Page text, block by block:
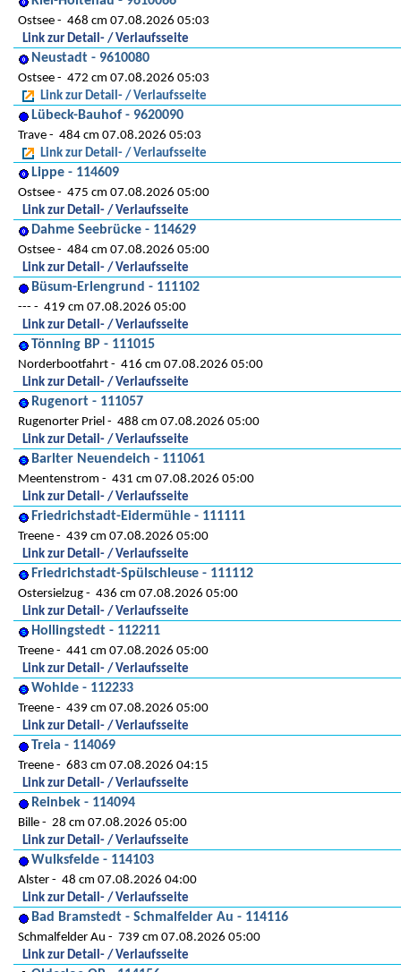
Ostsee
468 cm 07.08.2026 05:03
Link zur Detail- / Verlaufsseite
Neustadt - 9610080
Ostsee
472 cm 07.08.2026 05:03
Link zur Detail- / Verlaufsseite
Lübeck-Bauhof - 9620090
Trave
484 cm 07.08.2026 05:03
Link zur Detail- / Verlaufsseite
Lippe - 114609
Ostsee
475 cm 07.08.2026 05:00
Link zur Detail- / Verlaufsseite
Dahme Seebrücke - 114629
Ostsee
484 cm 07.08.2026 05:00
Link zur Detail- / Verlaufsseite
Büsum-Erlengrund - 111102
---
419 cm 07.08.2026 05:00
Link zur Detail- / Verlaufsseite
Tönning BP - 111015
Norderbootfahrt
416 cm 07.08.2026 05:00
Link zur Detail- / Verlaufsseite
Rugenort - 111057
Rugenorter Priel
488 cm 07.08.2026 05:00
Link zur Detail- / Verlaufsseite
Barlter Neuendeich - 111061
Meentenstrom
431 cm 07.08.2026 05:00
Link zur Detail- / Verlaufsseite
Friedrichstadt-Eidermühle - 111111
Treene
439 cm 07.08.2026 05:00
Link zur Detail- / Verlaufsseite
Friedrichstadt-Spülschleuse - 111112
Ostersielzug
436 cm 07.08.2026 05:00
Link zur Detail- / Verlaufsseite
Hollingstedt - 112211
Treene
441 cm 07.08.2026 05:00
Link zur Detail- / Verlaufsseite
Wohlde - 112233
Treene
439 cm 07.08.2026 05:00
Link zur Detail- / Verlaufsseite
Treia - 114069
Treene
683 cm 07.08.2026 04:15
Link zur Detail- / Verlaufsseite
Reinbek - 114094
Bille
28 cm 07.08.2026 05:00
Link zur Detail- / Verlaufsseite
Wulksfelde - 114103
Alster
48 cm 07.08.2026 04:00
Link zur Detail- / Verlaufsseite
Bad Bramstedt - Schmalfelder Au - 114116
Schmalfelder Au
739 cm 07.08.2026 05:00
Link zur Detail- / Verlaufsseite